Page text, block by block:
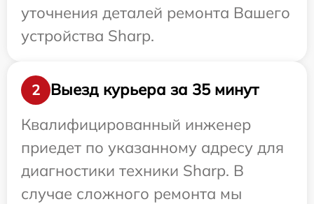
уточнения деталей ремонта Вашего
устройства Sharp.
2
Выезд курьера за 35 минут
Квалифицированный инженер
приедет по указанному адресу для
диагностики техники Sharp. В
случае сложного ремонта мы